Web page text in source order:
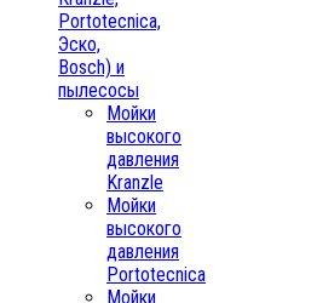
Portotecnica,
Эско,
Bosch) и
пылесосы
Мойки
высокого
давления
Kranzle
Мойки
высокого
давления
Portotecnica
Мойки